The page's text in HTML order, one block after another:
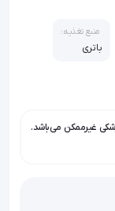
منبع تغذیه:
باتری
غیرممکن می‌باشد.